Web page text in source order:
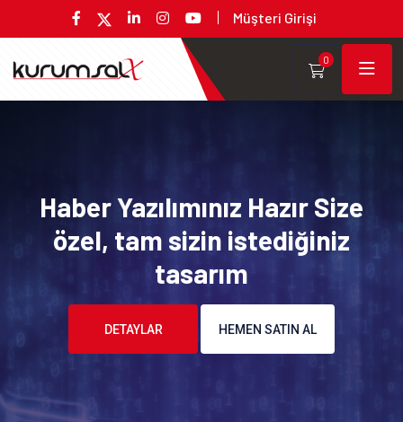
Müşteri Girişi
0
Haber Yazılımınız Hazır Size
özel, tam sizin istediğiniz
tasarım
DETAYLAR HEMEN SATIN AL